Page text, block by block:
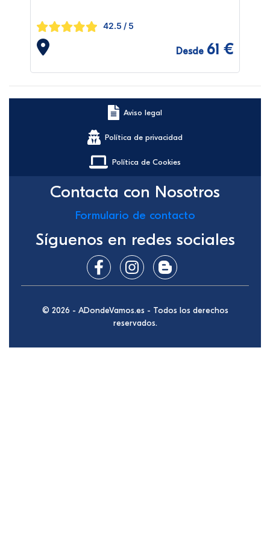
42.5 / 5
Desde 61 €
Aviso legal
Política de privacidad
Política de Cookies
Contacta con Nosotros
Formulario de contacto
Síguenos en redes sociales
© 2026 - ADondeVamos.es - Todos los derechos
reservados.